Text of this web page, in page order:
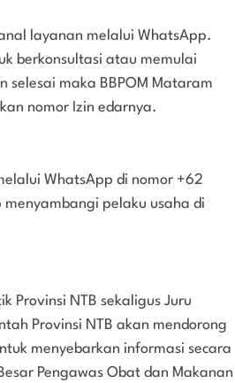
layanan melalui WhatsApp.
berkonsultasi atau memulai
selesai maka BBPOM Mataram
nomor Izin edarnya.
WhatsApp di nomor +62
pelaku usaha di
Provinsi NTB sekaligus Juru
Provinsi NTB akan mendorong
menyebarkan informasi secara
Pengawas Obat dan Makanan